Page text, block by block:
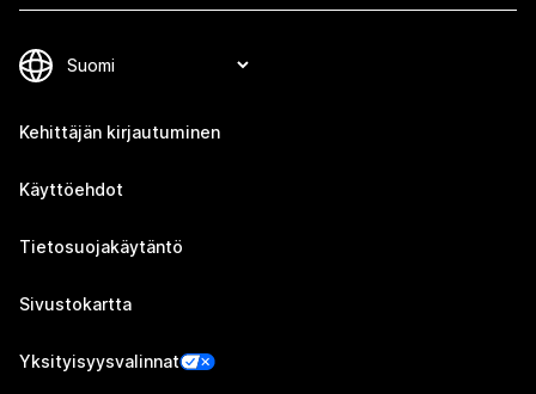
Kehittäjän kirjautuminen
Käyttöehdot
Tietosuojakäytäntö
Sivustokartta
Yksityisyysvalinnat